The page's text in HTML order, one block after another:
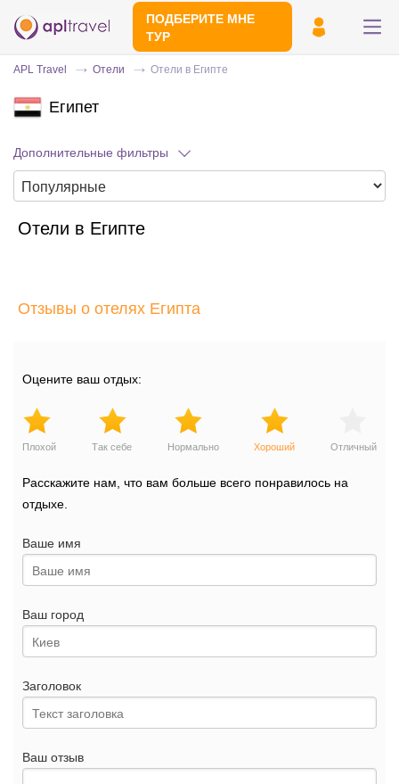
ПОДБЕРИТЕ МНЕ
ТУР
минут
APL Travel Отели Отели в Египте
Египет
Дополнительные фильтры
Отели в Египте
Отзывы о отелях Египта
Оцените ваш отдых:
Плохой Так себе Нормально Хороший Отличный
Расскажите нам, что вам больше всего понравилось на
отдыхе.
Ваше имя
Ваш город
Заголовок
Ваш отзыв